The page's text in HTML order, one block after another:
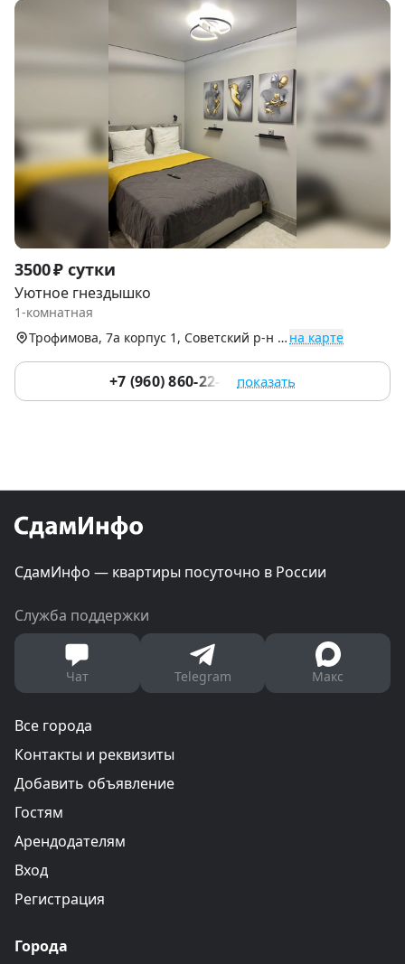
Item
1
of
9
3500 ₽ сутки
Уютное гнездышко
1-комнатная
Трофимова, 7а корпус 1, Советский р-н (Центр) на карте
+7 (960) 860-22-43 показать
СдамИнфо — квартиры посуточно в России
Служба поддержки
Чат Telegram Макс
Все города
Контакты и реквизиты
Добавить объявление
Гостям
Арендодателям
Вход
Регистрация
Города